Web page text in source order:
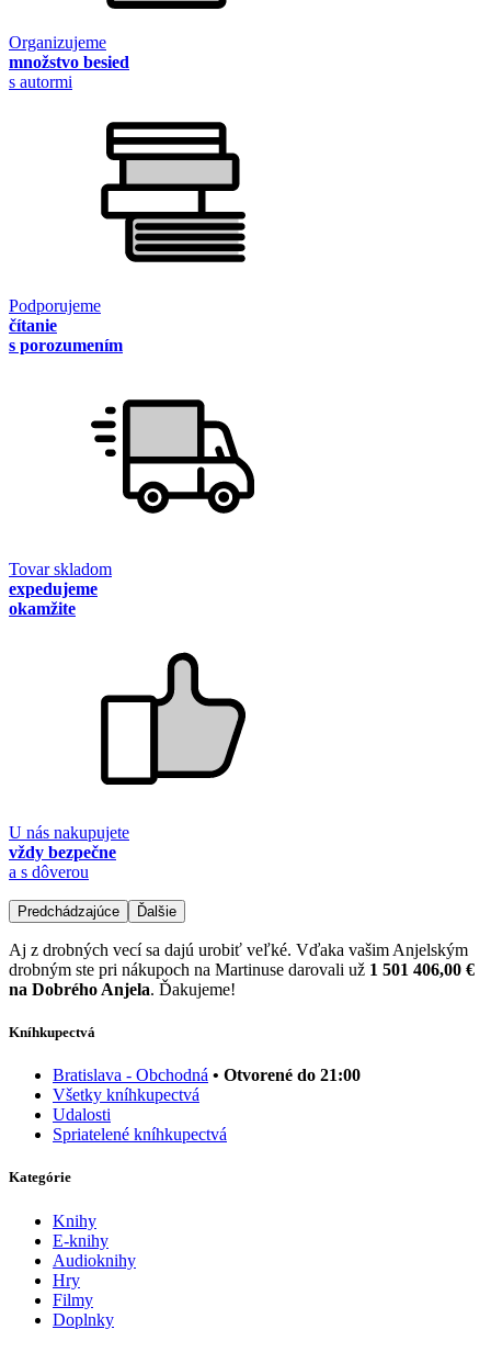
Organizujeme
množstvo besied
s autormi
Podporujeme
čítanie
s porozumením
Tovar skladom
expedujeme
okamžite
U nás nakupujete
vždy bezpečne
a s dôverou
Predchádzajúce Ďalšie
Aj z drobných vecí sa dajú urobiť veľké. Vďaka vašim Anjelským
drobným ste pri nákupoch na Martinuse darovali už 1 501 406,00 €
na Dobrého Anjela. Ďakujeme!
Kníhkupectvá
Bratislava - Obchodná • Otvorené do 21:00
Všetky kníhkupectvá
Udalosti
Spriatelené kníhkupectvá
Kategórie
Knihy
E-knihy
Audioknihy
Hry
Filmy
Doplnky